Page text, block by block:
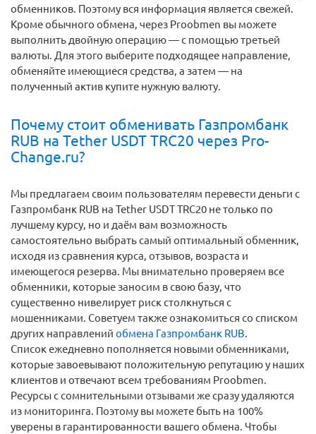
обменников. Поэтому вся информация является свежей.
Кроме обычного обмена, через Proobmen вы можете
выполнить двойную операцию — с помощью третьей
валюты. Для этого выберите подходящее направление,
обменяйте имеющиеся средства, а затем — на
полученный актив купите нужную валюту.
Почему стоит обменивать Газпромбанк
RUB на Tether USDT TRC20 через Pro-
Change.ru?
Мы предлагаем своим пользователям перевести деньги c
Газпромбанк RUB на Tether USDT TRC20 не только по
лучшему курсу, но и даём вам возможность
самостоятельно выбрать самый оптимальный обменник,
исходя из сравнения курса, отзывов, возраста и
имеющегося резерва. Мы внимательно проверяем все
обменники, которые заносим в свою базу, что
существенно нивелирует риск столкнуться с
мошенниками. Советуем также ознакомиться со списком
других направлений обмена Газпромбанк RUB.
Список ежедневно пополняется новыми обменниками,
которые завоевывают положительную репутацию у наших
клиентов и отвечают всем требованиям Proobmen.
Ресурсы с сомнительными отзывами же сразу удаляются
из мониторинга. Поэтому вы можете быть на 100%
уверены в гарантированности вашего обмена. Чтобы